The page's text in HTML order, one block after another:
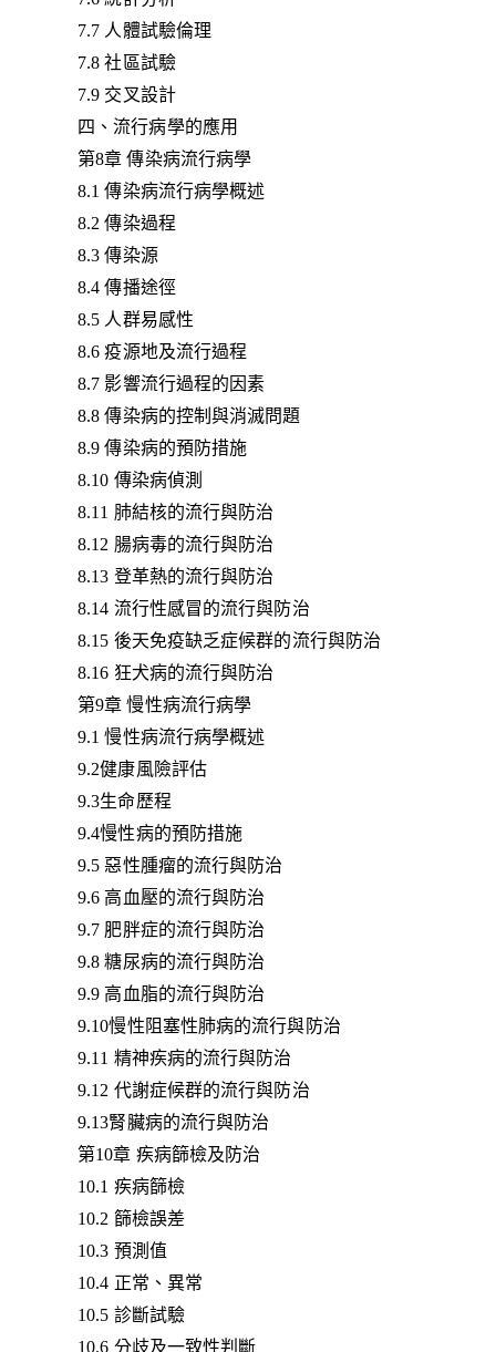
7.7 人體試驗倫理
7.8 社區試驗
7.9 交叉設計
四、流行病學的應用
第8章 傳染病流行病學
8.1 傳染病流行病學概述
8.2 傳染過程
8.3 傳染源
8.4 傳播途徑
8.5 人群易感性
8.6 疫源地及流行過程
8.7 影響流行過程的因素
8.8 傳染病的控制與消滅問題
8.9 傳染病的預防措施
8.10 傳染病偵測
8.11 肺結核的流行與防治
8.12 腸病毒的流行與防治
8.13 登革熱的流行與防治
8.14 流行性感冒的流行與防治
8.15 後天免疫缺乏症候群的流行與防治
8.16 狂犬病的流行與防治
第9章 慢性病流行病學
9.1 慢性病流行病學概述
9.2健康風險評估
9.3生命歷程
9.4慢性病的預防措施
9.5 惡性腫瘤的流行與防治
9.6 高血壓的流行與防治
9.7 肥胖症的流行與防治
9.8 糖尿病的流行與防治
9.9 高血脂的流行與防治
9.10慢性阻塞性肺病的流行與防治
9.11 精神疾病的流行與防治
9.12 代謝症候群的流行與防治
9.13腎臟病的流行與防治
第10章 疾病篩檢及防治
10.1 疾病篩檢
10.2 篩檢誤差
10.3 預測值
10.4 正常、異常
10.5 診斷試驗
10.6 分歧及一致性判斷